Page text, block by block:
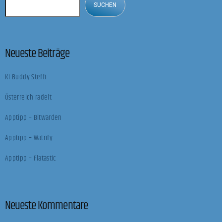
SUCHEN
Neueste Beiträge
KI Buddy Steffi
Österreich radelt
Apptipp – Bitwarden
Apptipp – Watrify
Apptipp – Flatastic
Neueste Kommentare